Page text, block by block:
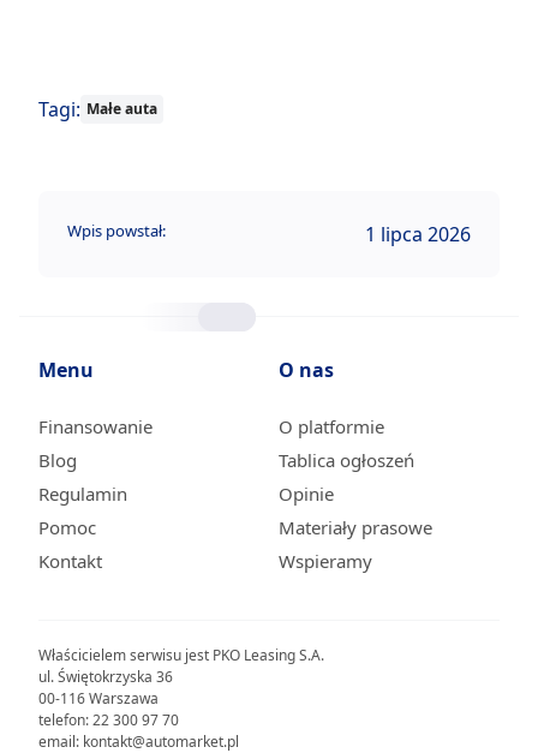
Tagi: Małe auta
Wpis powstał: 1 lipca 2026
Właścicielem serwisu jest PKO Leasing S.A.
ul. Świętokrzyska 36
00-116 Warszawa
telefon: 22 300 97 70
email: kontakt@automarket.pl
Menu
Finansowanie
Blog
Regulamin
Pomoc
Kontakt
O nas
O platformie
Tablica ogłoszeń
Opinie
Materiały prasowe
Wspieramy